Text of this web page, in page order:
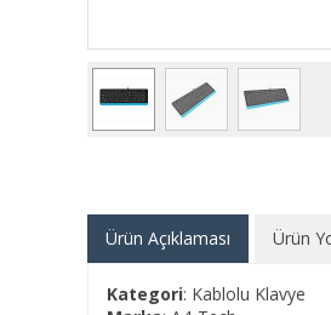
Ürün Açıklaması Ürün
Kategori: Kablolu Klavye